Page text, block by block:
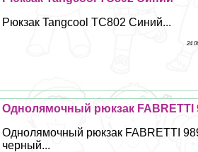
Рюкзак Tangcool TC802 Синий...
24
Однолямочный рюкзак FABRETTI
Однолямочный рюкзак FABRETTI
черный...